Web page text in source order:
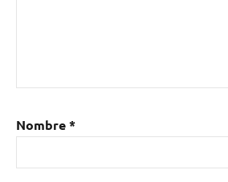
Nombre*